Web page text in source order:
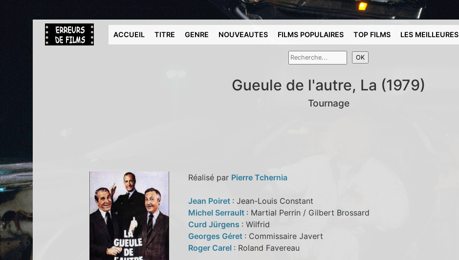
ACCUEIL TITRE GENRE NOUVEAUTES FILMS POPULAIRES TOP FILMS LES MEILLEURES
Gueule de l'autre, La (1979)
Tournage
Réalisé par Pierre Tchernia
Jean Poiret : Jean-Louis Constant
Michel Serrault : Martial Perrin / Gilbert Brossard
Curd Jürgens : Wilfrid
Georges Géret : Commissaire Javert
Roger Carel : Roland Favereau